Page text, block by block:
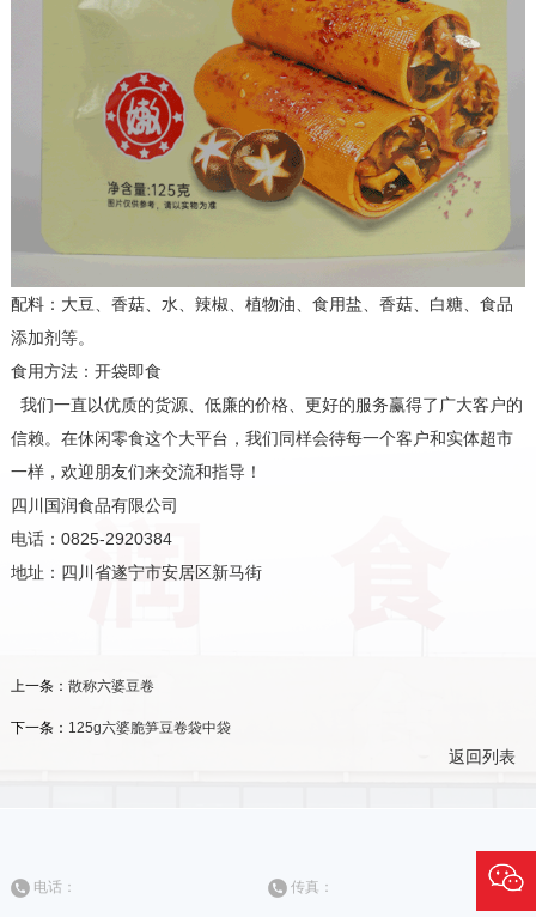
配料：大豆、香菇、水、辣椒、植物油、食用盐、香菇、白糖、食品
添加剂等。
食用方法：开袋即食
我们一直以优质的货源、低廉的价格、更好的服务赢得了广大客户的
信赖。在休闲零食这个大平台，我们同样会待每一个客户和实体超市
一样，欢迎朋友们来交流和指导！
四川国润食品有限公司
电话：0825-2920384
地址：四川省遂宁市安居区新马街
上一条： 散称六婆豆卷
下一条： 125g六婆脆笋豆卷袋中袋
返回列表
电话： 传真：